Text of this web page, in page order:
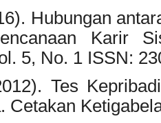
Hubungan
Karir
5, No. 1 ISSN:
Tes
Cetakan